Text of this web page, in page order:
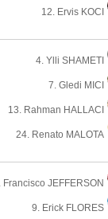
12. Ervis KOCI
4. Ylli SHAMETI
7. Gledi MICI
13. Rahman HALLACI
24. Renato MALOTA
Francisco JEFFERSON
9. Erick FLORES